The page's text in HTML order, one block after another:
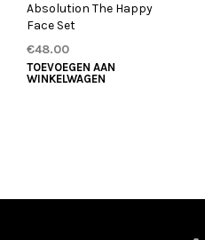
Absolution The Happy
Face Set
€48.00
TOEVOEGEN AAN
WINKELWAGEN